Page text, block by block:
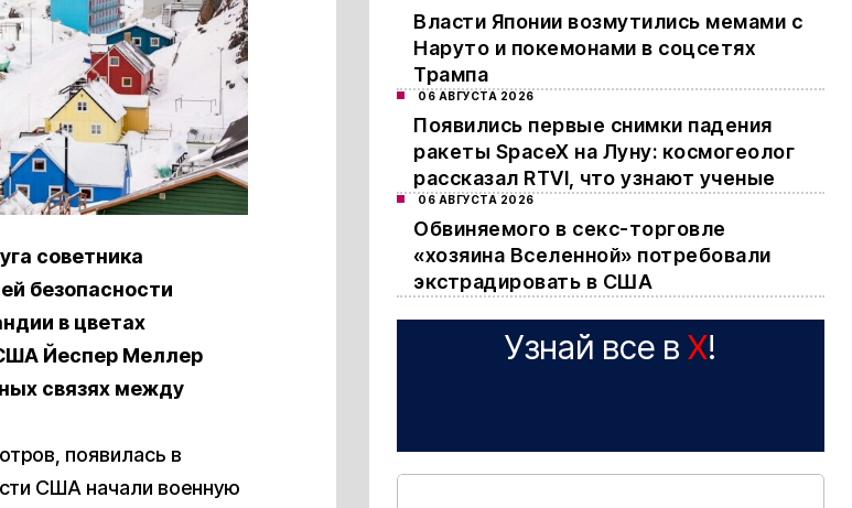
советника
безопасности
в цветах
Йеспер Меллер
связях между
появилась в
США начали военную
Власти Японии возмутились мемами с
Наруто и покемонами в соцсетях
Трампа
06 АВГУСТА 2026
Появились первые снимки падения
ракеты SpaceX на Луну: космогеолог
рассказал RTVI, что узнают ученые
06 АВГУСТА 2026
Обвиняемого в секс-торговле
«хозяина Вселенной» потребовали
экстрадировать в США
Узнай все в X!